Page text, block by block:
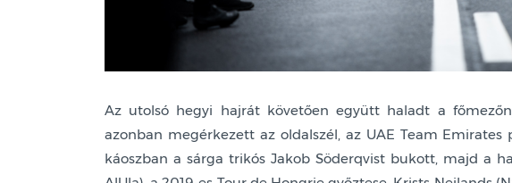
Az utolsó hegyi hajrát követően együtt haladt a
azonban megérkezett az oldalszél, az UAE Team
káoszban a sárga trikós Jakob Söderqvist bukott, majd a